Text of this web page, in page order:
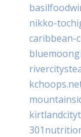
nikko-
caribbean-